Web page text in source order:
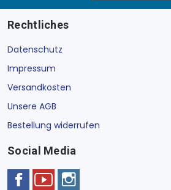
Rechtliches
Datenschutz
Impressum
Versandkosten
Unsere AGB
Bestellung widerrufen
Social Media